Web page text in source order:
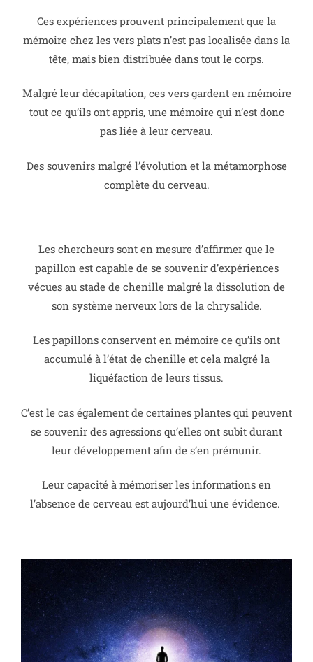
Ces expériences prouvent principalement que la
mémoire chez les vers plats n’est pas localisée dans la
tête, mais bien distribuée dans tout le corps.
Malgré leur décapitation, ces vers gardent en mémoire
tout ce qu’ils ont appris, une mémoire qui n’est donc
pas liée à leur cerveau.
Des souvenirs malgré l’évolution et la métamorphose
complète du cerveau.
Les chercheurs sont en mesure d’affirmer que le
papillon est capable de se souvenir d’expériences
vécues au stade de chenille malgré la dissolution de
son système nerveux lors de la chrysalide.
Les papillons conservent en mémoire ce qu’ils ont
accumulé à l’état de chenille et cela malgré la
liquéfaction de leurs tissus.
C’est le cas également de certaines plantes qui peuvent
se souvenir des agressions qu’elles ont subit durant
leur développement afin de s’en prémunir.
Leur capacité à mémoriser les informations en
l’absence de cerveau est aujourd’hui une évidence.